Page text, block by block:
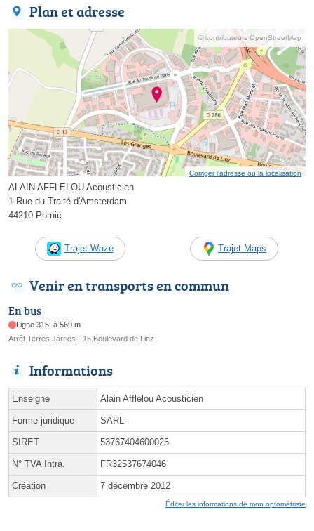
Plan et adresse
© contributeurs OpenStreetMap
Corriger l’adresse ou la localisation
ALAIN AFFLELOU Acousticien
1 Rue du Traité d'Amsterdam
44210 Pornic
Trajet Waze Trajet Maps
Venir en transports en commun
En bus
Ligne 315, à 569 m
Arrêt Terres Jarries - 15 Boulevard de Linz
Informations
Enseigne Alain Afflelou Acousticien
Forme juridique SARL
SIRET 53767404600025
N° TVA Intra. FR32537674046
Création 7 décembre 2012
Éditer les informations de mon optométriste